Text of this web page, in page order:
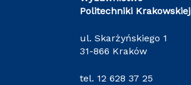
Politechniki Krakowskiej
ul. Skarżyńskiego 1
31-866 Kraków
tel. 12 628 37 25